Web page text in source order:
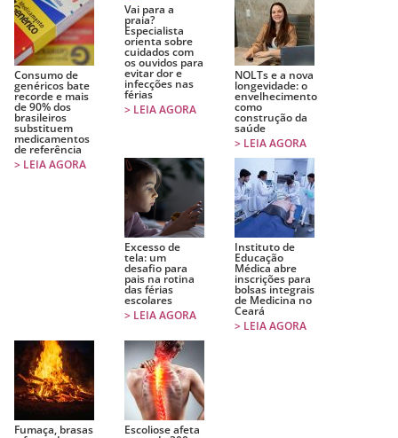
Consumo de
genéricos bate
recorde e mais
de 90% dos
brasileiros
substituem
medicamentos
de referência
> LEIA AGORA
Vai para a
praia?
Especialista
orienta sobre
cuidados com
os ouvidos para
evitar dor e
infecções nas
férias
> LEIA AGORA
NOLTs e a nova
longevidade: o
envelhecimento
como
construção da
saúde
> LEIA AGORA
Excesso de
tela: um
desafio para
pais na rotina
das férias
escolares
> LEIA AGORA
Instituto de
Educação
Médica abre
inscrições para
bolsas integrais
de Medicina no
Ceará
> LEIA AGORA
Fumaça, brasas Escoliose afeta